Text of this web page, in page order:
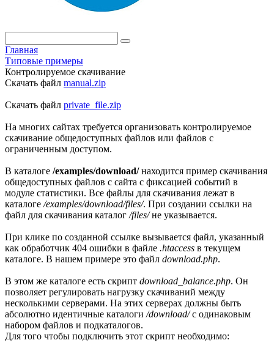
Главная
Типовые примеры
Контролируемое скачивание
Скачать файл manual.zip
Скачать файл private_file.zip
На многих сайтах требуется организовать контролируемое
скачивание общедоступных файлов или файлов с
ограниченным доступом.
В каталоге /examples/download/находится пример скачивания
общедоступных файлов с сайта с фиксацией событий в
модуле статистики. Все файлы для скачивания лежат в
каталоге /examples/download/files/. При создании ссылки на
файл для скачивания каталог /files/не указывается.
При клике по созданной ссылке вызывается файл, указанный
как обработчик 404 ошибки в файле .htaccess в текущем
каталоге. В нашем примере это файл download.php.
В этом же каталоге есть скрипт download_balance.php. Он
позволяет регулировать нагрузку скачиваний между
несколькими серверами. На этих серверах должны быть
абсолютно идентичные каталоги /download/с одинаковым
набором файлов и подкаталогов.
Для того чтобы подключить этот скрипт необходимо: